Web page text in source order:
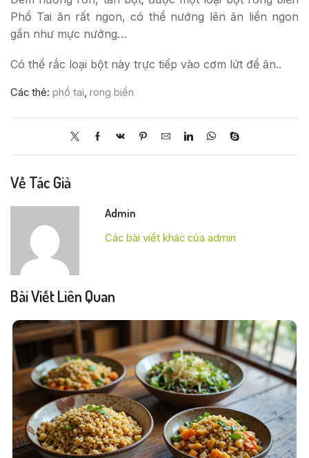
Phổ Tai ăn rất ngon, có thể nướng lên ăn liền ngon
gần như mực nướng…
Có thể rắc loại bột này trực tiếp vào cơm lứt để ăn..
Các thẻ: phổ tai, rong biển
Về Tác Giả
Admin
Các bài viết khác của admin
Bài Viết Liên Quan